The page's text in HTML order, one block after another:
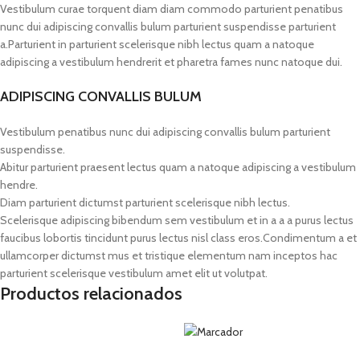
Vestibulum curae torquent diam diam commodo parturient penatibus
nunc dui adipiscing convallis bulum parturient suspendisse parturient
a.Parturient in parturient scelerisque nibh lectus quam a natoque
adipiscing a vestibulum hendrerit et pharetra fames nunc natoque dui.
ADIPISCING CONVALLIS BULUM
Vestibulum penatibus nunc dui adipiscing convallis bulum parturient
suspendisse.
Abitur parturient praesent lectus quam a natoque adipiscing a vestibulum
hendre.
Diam parturient dictumst parturient scelerisque nibh lectus.
Scelerisque adipiscing bibendum sem vestibulum et in a a a purus lectus
faucibus lobortis tincidunt purus lectus nisl class eros.Condimentum a et
ullamcorper dictumst mus et tristique elementum nam inceptos hac
parturient scelerisque vestibulum amet elit ut volutpat.
Productos relacionados